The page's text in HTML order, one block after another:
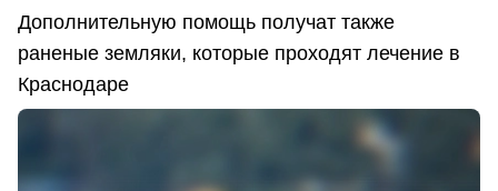
Дополнительную помощь получат также
раненые земляки, которые проходят лечение в
Краснодаре